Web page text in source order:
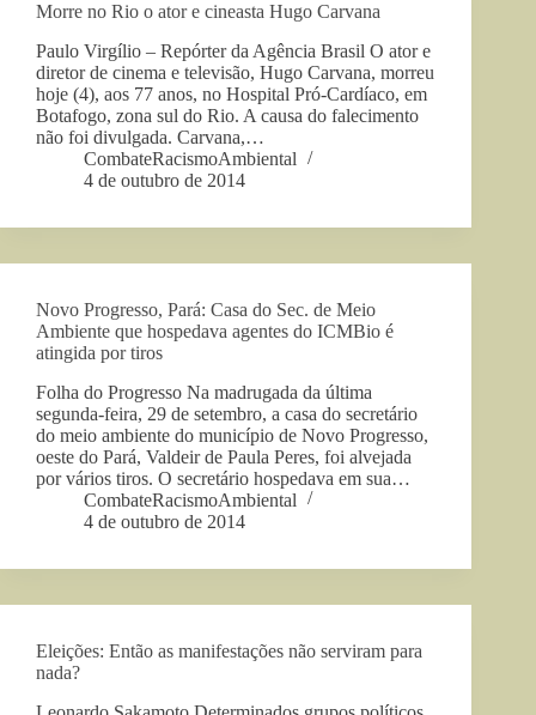
Morre no Rio o ator e cineasta Hugo Carvana
Paulo Virgílio – Repórter da Agência Brasil O ator e
diretor de cinema e televisão, Hugo Carvana, morreu
hoje (4), aos 77 anos, no Hospital Pró-Cardíaco, em
Botafogo, zona sul do Rio. A causa do falecimento
não foi divulgada. Carvana,…
CombateRacismoAmbiental
4 de outubro de 2014
Novo Progresso, Pará: Casa do Sec. de Meio
Ambiente que hospedava agentes do ICMBio é
atingida por tiros
Folha do Progresso Na madrugada da última
segunda-feira, 29 de setembro, a casa do secretário
do meio ambiente do município de Novo Progresso,
oeste do Pará, Valdeir de Paula Peres, foi alvejada
por vários tiros. O secretário hospedava em sua…
CombateRacismoAmbiental
4 de outubro de 2014
Eleições: Então as manifestações não serviram para
nada?